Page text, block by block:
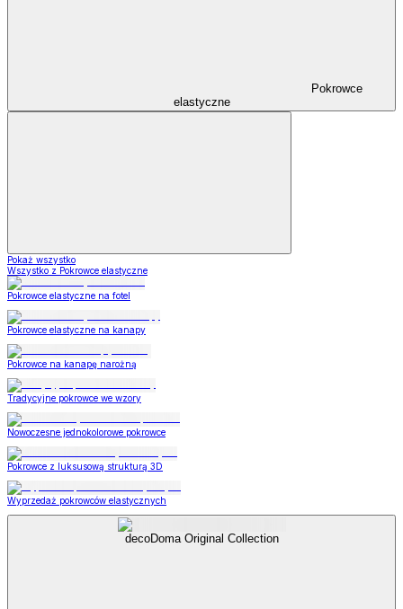
Pokrowce
elastyczne
Pokaż wszystko
Wszystko z Pokrowce elastyczne
Pokrowce elastyczne na fotel
Pokrowce elastyczne na kanapy
Pokrowce na kanapę narożną
Tradycyjne pokrowce we wzory
Nowoczesne jednokolorowe pokrowce
Pokrowce z luksusową strukturą 3D
Wyprzedaż pokrowców elastycznych
decoDoma Original Collection